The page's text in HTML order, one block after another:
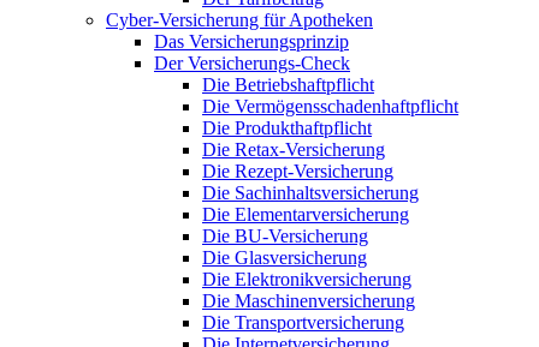
Cyber-Versicherung für Apotheken
Das Versicherungsprinzip
Der Versicherungs-Check
Die Betriebshaftpflicht
Die Vermögensschadenhaftpflicht
Die Produkthaftpflicht
Die Retax-Versicherung
Die Rezept-Versicherung
Die Sachinhaltsversicherung
Die Elementarversicherung
Die BU-Versicherung
Die Glasversicherung
Die Elektronikversicherung
Die Maschinenversicherung
Die Transportversicherung